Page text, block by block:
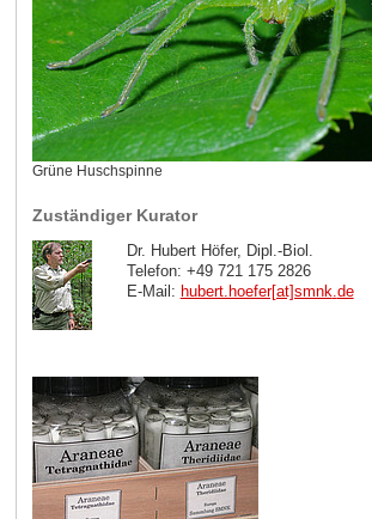
Grüne Huschspinne
Zuständiger Kurator
Dr. Hubert Höfer, Dipl.-Biol.
Telefon: +49 721 175 2826
E-Mail: hubert.hoefer[at]smnk.de